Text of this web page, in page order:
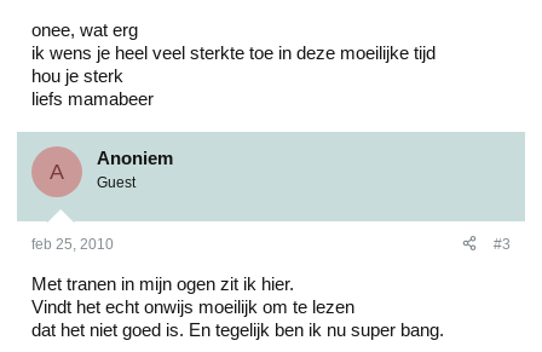
onee, wat erg
ik wens je heel veel sterkte toe in deze moeilijke tijd
hou je sterk
liefs mamabeer
A
Anoniem
Guest
feb 25, 2010 #3
Met tranen in mijn ogen zit ik hier.
Vindt het echt onwijs moeilijk om te lezen
dat het niet goed is. En tegelijk ben ik nu super bang.